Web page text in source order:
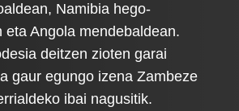
Namibia hego-
eta Angola mendebaldean.
deitzen zioten garai
gaur egungo izena Zambeze
ibai nagusitik.